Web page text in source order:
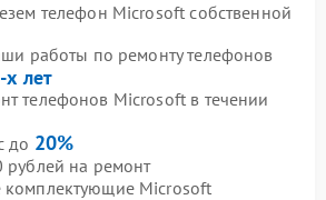
телефон Microsoft собственной
работы по ремонту телефонов
лет
телефонов Microsoft в течении
до 20%
рублей на ремонт
комплектующие Microsoft